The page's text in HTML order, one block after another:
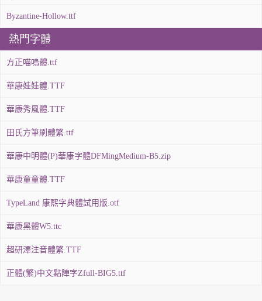
Byzantine-Hollow.ttf
熱門字體
方正喵嗚體.ttf
華康娃娃體.TTF
華康秀風體.TTF
田氏方筆刷體繁.ttf
華康中明體(P)華康字體DFMingMedium-B5.zip
華康童童體.TTF
TypeLand 康熙字典體試用版.otf
華康黑體W5.ttc
超研澤注音體繁.TTF
正體(繁)中文點陣字Zfull-BIG5.ttf